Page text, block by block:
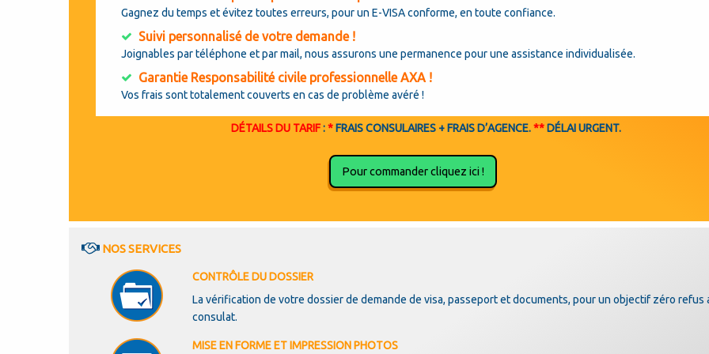
Gagnez du temps et évitez toutes erreurs, pour un E-VISA conforme, en toute confiance.
Suivi personnalisé de votre demande !
Joignables par téléphone et par mail, nous assurons une permanence pour une assistance individualisée.
Garantie Responsabilité civile professionnelle AXA !
Vos frais sont totalement couverts en cas de problème avéré !
DÉTAILS DU TARIF:*FRAIS CONSULAIRES + FRAIS D’AGENCE.**DÉLAI URGENT.
Pour commander cliquez ici !
NOS SERVICES
CONTRÔLE DU DOSSIER
La vérification de votre dossier de demande de visa, passeport et documents, pour un objectif zéro refus
consulat.
MISE EN FORME ET IMPRESSION PHOTOS